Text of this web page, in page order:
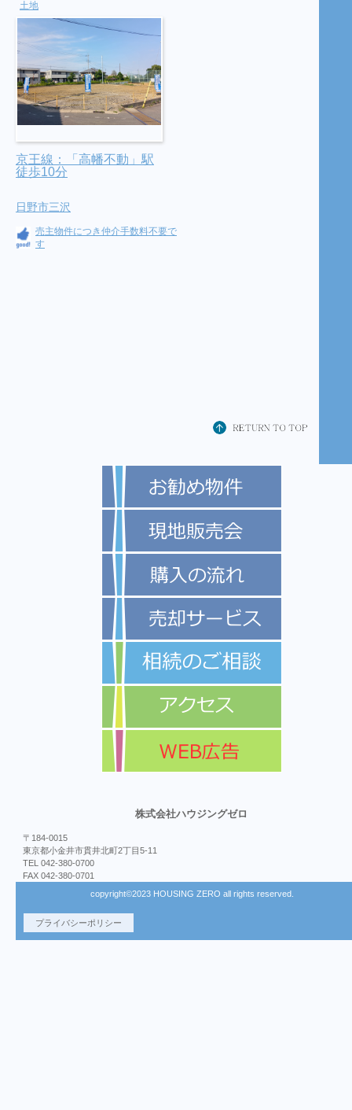
土地
京王線：「高幡不動」駅
徒歩10分
日野市三沢
売主物件につき仲介手数料不要で
す
株式会社ハウジングゼロ
〒184-0015
東京都小金井市貫井北町2丁目5-11
TEL 042-380-0700
FAX 042-380-0701
copyright©2023 HOUSING ZERO all rights reserved.
プライバシーポリシー